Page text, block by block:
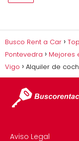
Busco Rent a Car
Pontevedra
Mejores
Vigo
Alquiler de
Aviso Legal